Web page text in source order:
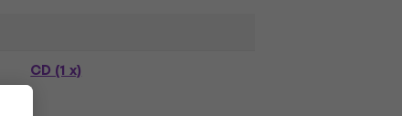
CD (1 x)